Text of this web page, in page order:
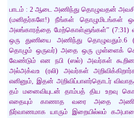
பாடம் : 2 ஆடை அணிந்து தொழுவதன்
(மனிதர்களே!) நீங்கள் தொழுமிடங்கள்
அலங்காரத்தை மேற்கொள்ளுங்கள்” (7:31)
ஒரு துணியை அணிந்து தொழுவதும்.6
தொழும் ஒருவர்) அதை ஒரு முள்ளைக்
வேண்டும் என நபி (ஸல்) அவர்கள்
அல்அக்வஉ (ரலி) அவர்கள்
எனினும், இதன் அறிவிப்பாளர்தொடர்
தம் மனைவியுடன் தாம்பத் திய உறவு
எதையும் காணாத வரை அதை
நிர்வாணமாக யாரும் இறையில்லம்